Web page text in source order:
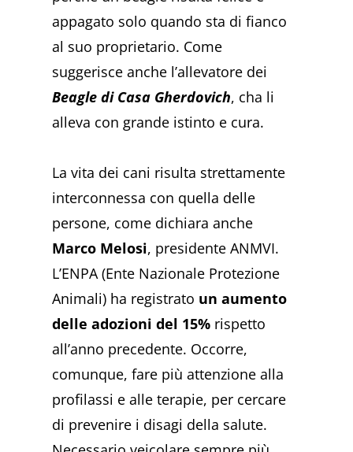
appagato solo quando sta di fianco
al suo proprietario. Come
suggerisce anche l’allevatore dei
Beagle di Casa Gherdovich, cha li
alleva con grande istinto e cura.
La vita dei cani risulta strettamente
interconnessa con quella delle
persone, come dichiara anche
Marco Melosi, presidente ANMVI.
L’ENPA (Ente Nazionale Protezione
Animali) ha registrato un aumento
delle adozioni del 15% rispetto
all’anno precedente. Occorre,
comunque, fare più attenzione alla
profilassi e alle terapie, per cercare
di prevenire i disagi della salute.